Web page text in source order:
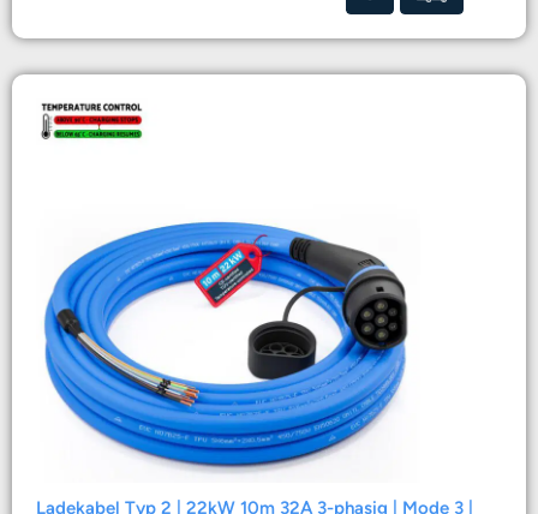
Ladekabel Typ 2 | 22kW 10m 32A 3-phasig | Mode 3 |